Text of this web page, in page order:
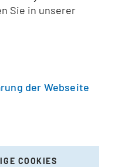
Sie in unserer
der Webseite
COOKIES